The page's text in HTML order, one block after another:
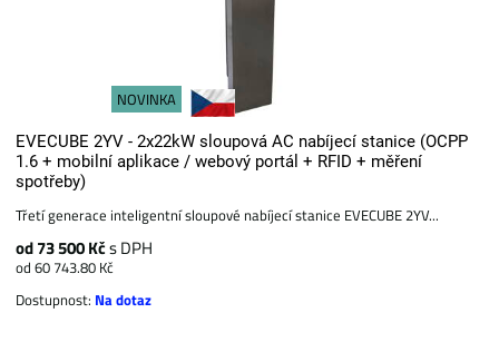
NOVINKA
EVECUBE 2YV - 2x22kW sloupová AC nabíjecí stanice (OCPP
1.6 + mobilní aplikace / webový portál + RFID + měření
spotřeby)
Třetí generace inteligentní sloupové nabíjecí stanice EVECUBE 2YV...
od 73 500 Kčs DPH
od 60 743.80 Kč
Dostupnost: Na dotaz